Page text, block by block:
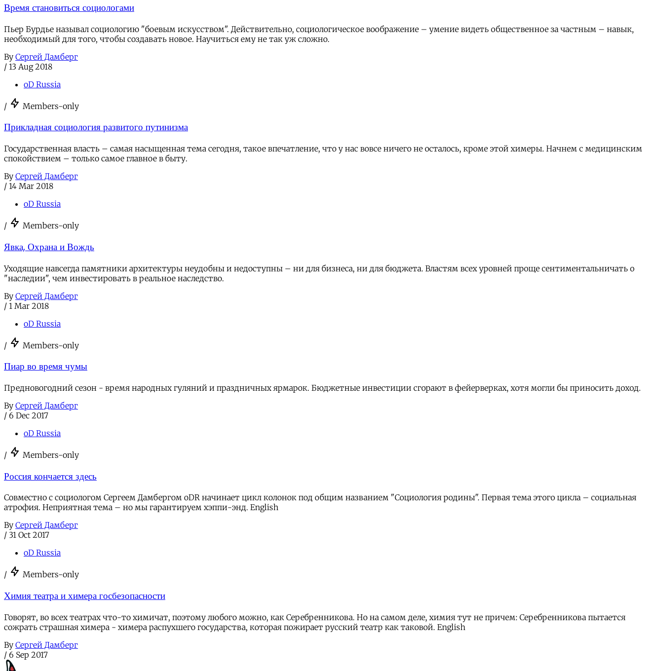
Время становиться социологами
Пьер Бурдье называл социологию "боевым искусством". Действительно, социологическое воображение – умение видеть общественное за частным – навык,
необходимый для того, чтобы создавать новое. Научиться ему не так уж сложно.
By Сергей Дамберг
/ 13 Aug 2018
oD Russia
/ Members-only
Прикладная социология развитого путинизма
Государственная власть – самая насыщенная тема сегодня, такое впечатление, что у нас вовсе ничего не осталось, кроме этой химеры. Начнем с медицинским
спокойствием – только самое главное в быту.
By Сергей Дамберг
/ 14 Mar 2018
oD Russia
/ Members-only
Явка, Охрана и Вождь
Уходящие навсегда памятники архитектуры неудобны и недоступны – ни для бизнеса, ни для бюджета. Властям всех уровней проще сентиментальничать о
"наследии", чем инвестировать в реальное наследство.
By Сергей Дамберг
/ 1 Mar 2018
oD Russia
/ Members-only
Пиар во время чумы
Предновогодний сезон - время народных гуляний и праздничных ярмарок. Бюджетные инвестиции сгорают в фейерверках, хотя могли бы приносить доход.
By Сергей Дамберг
/ 6 Dec 2017
oD Russia
/ Members-only
Россия кончается здесь
Совместно с социологом Сергеем Дамбергом oDR начинает цикл колонок под общим названием "Социология родины". Первая тема этого цикла – социальная
атрофия. Неприятная тема – но мы гарантируем хэппи-энд. English
By Сергей Дамберг
/ 31 Oct 2017
oD Russia
/ Members-only
Химия театра и химера госбезопасности
Говорят, во всех театрах что-то химичат, поэтому любого можно, как Серебренникова. Но на самом деле, химия тут не причем: Серебренникова пытается
сожрать страшная химера - химера распухшего государства, которая пожирает русский театр как таковой. English
By Сергей Дамберг
/ 6 Sep 2017